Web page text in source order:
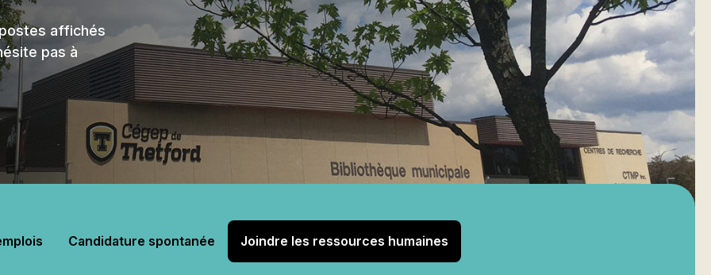
affichés
pas à
Candidature spontanée Joindre les ressources humaines